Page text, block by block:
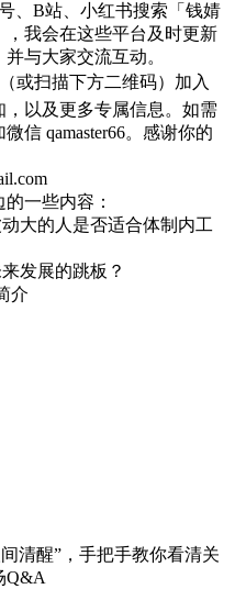
、B站、小红书搜索「钱婧
我会在这些平台及时更新
与大家交流互动。
或扫描下方二维码）加入
以及更多专属信息。如需
信 qamaster66。感谢你的
一些内容：
大的人是否适合体制内工
发展的跳板？
介
清醒”，手把手教你看清关
Q&A